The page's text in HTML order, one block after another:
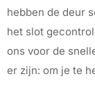
hebben de deur
het slot
ons voor de
er zijn: om je te